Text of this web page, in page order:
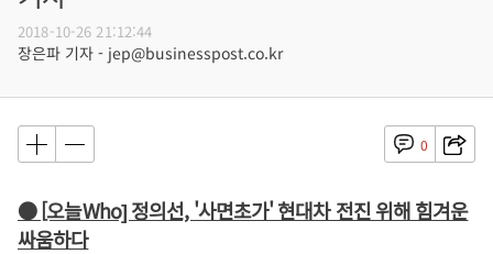
2018-10-26 21:12:44
장은파 기자 - jep@businesspost.co.kr
0
● [오늘Who] 정의선, '사면초가' 현대차 전진 위해 힘겨운
싸움하다